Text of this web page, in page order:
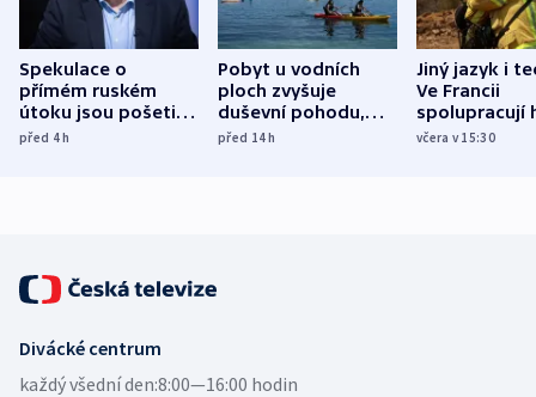
Spekulace o
přímém ruském
útoku jsou pošetilé,
míní estonský
před 4h
Pobyt u vodních
ploch zvyšuje
duševní pohodu,
ukázala
před 14h
Jiný jazyk i
Ve Francii
spolupracují
různých zemí
včera v 15:30
Divácké centrum
každý všední den:8:00—16:00 hodin